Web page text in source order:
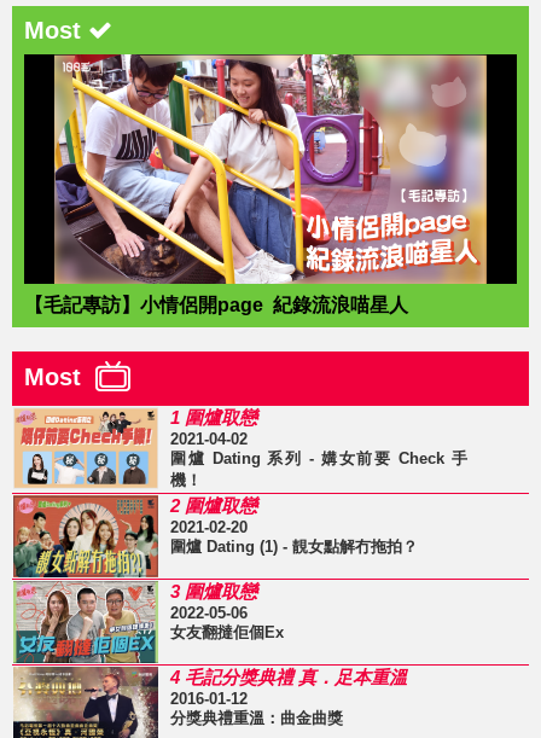
Most
【毛記專訪】小情侶開page 紀錄流浪喵星人
Most
1 圍爐取戀
2021-04-02
圍爐 Dating 系列 - 媾女前要 Check 手
機！
2 圍爐取戀
2021-02-20
圍爐 Dating (1) - 靚女點解冇拖拍？
3 圍爐取戀
2022-05-06
女友翻撻佢個Ex
4 毛記分獎典禮 真．足本重溫
2016-01-12
分獎典禮重溫：曲金曲獎